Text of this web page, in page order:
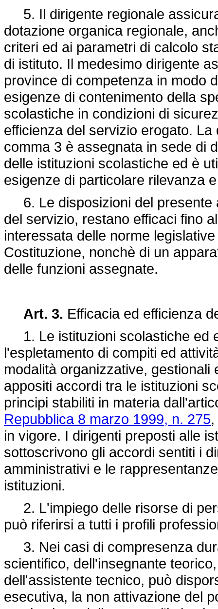
5. Il dirigente regionale
dotazione organica regionale,
criteri ed ai parametri di calcolo
di istituto. Il medesimo dirigente
province di competenza in modo
esigenze di contenimento della
scolastiche in condizioni di
efficienza del servizio erogato.
comma 3 è assegnata in sede di
delle istituzioni scolastiche ed è
esigenze di particolare rilevanza
6. Le disposizioni del presente
del servizio, restano efficaci fino
interessata delle norme
Costituzione, nonchè di un
delle funzioni assegnate.
Art. 3. Efficacia ed efficienza
1. Le istituzioni scolastiche ed
l'espletamento di compiti ed
modalità organizzative,
appositi accordi tra le istituzioni
principi stabiliti in materia
Repubblica 8 marzo 1999, n. 275
in vigore. I dirigenti preposti alle
sottoscrivono gli accordi sentiti i
amministrativi e le
istituzioni.
2. L'impiego delle risorse di
può riferirsi a tutti i profili
3. Nei casi di compresenza
scientifico, dell'insegnante
dell'assistente tecnico, può
esecutiva, la non attivazione del